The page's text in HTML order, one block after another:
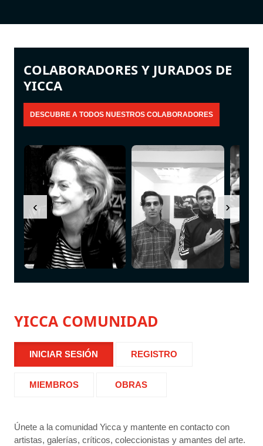
COLABORADORES Y JURADOS DE
YICCA
‹ ›
YICCA COMUNIDAD
INICIAR SESIÓN REGISTRO
MIEMBROS OBRAS
Únete a la comunidad Yicca y mantente en contacto con
artistas, galerías, críticos, coleccionistas y amantes del arte.